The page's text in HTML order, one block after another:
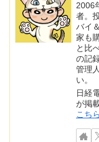
2006
者。
バイ
家も
と比
の記
管理
い。
日経
が掲
こちら